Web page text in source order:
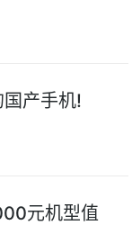
产手机!
元机型值